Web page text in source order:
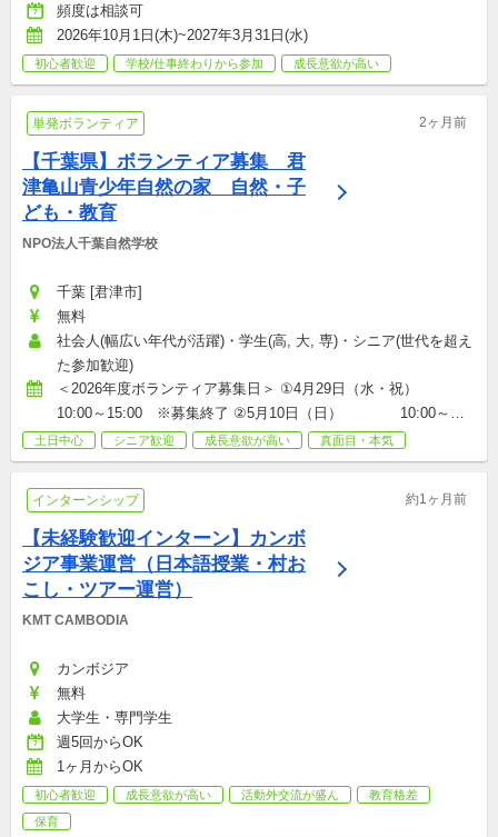
頻度は相談可
2026年10月1日(木)~2027年3月31日(水)
初心者歓迎 学校/仕事終わりから参加 成長意欲が高い
単発ボランティア 2ヶ月前
【千葉県】ボランティア募集　君
津亀山青少年自然の家　自然・子
ども・教育
NPO法人千葉自然学校
千葉 [君津市]
無料
社会人(幅広い年代が活躍)・学生(高, 大, 専)・シニア(世代を超え
た参加歓迎)
＜2026年度ボランティア募集日＞ ①4月29日（水・祝）
10:00～15:00　※募集終了 ②5月10日（日）　　　　10:00～
12:00　※募集終了 ③6月21日（日）　　　　10:00～12:00　※募
集終了 ④6月28日（日）　　　　10:00～16:00　※募集終了 ⑤7
月11～12日（土日）  13:00～翌日12:00　※募集終了 ⑥9月5日
（土）　　　  　10:00～15:00 ⑦9月6日（日）　　　  　10:00～
15:30　 ⑧9月19日（土）　　　　  9:00～15:30 ⑨9月21日
（月・祝）　　10:00～16:30 ⑩10月18日（日）　　　 10:00～
12:00 ⑪10月25日（日）　 　　10:00～15:00 ⑫11月3日（火・
（日）　　　　  8:00～19:00 ⑱2月6～7日（土日）　　13:00～
翌日14:00 ⑲2月21日（日）　　　      10:00～12:00 ⑳3月7日
（日）　    　　    11:00～14:30 ㉑3月13～14日（土日）
10:00～翌日15:00  ※上記時間はイベントの実施時間です。 　集
土日中心 シニア歓迎 成長意欲が高い 真面目・本気
インターンシップ 約1ヶ月前
【未経験歓迎インターン】カンボ
ジア事業運営（日本語授業・村お
こし・ツアー運営）
KMT CAMBODIA
カンボジア
無料
大学生・専門学生
週5回からOK
1ヶ月からOK
初心者歓迎 成長意欲が高い 活動外交流が盛ん
教育格差
保育